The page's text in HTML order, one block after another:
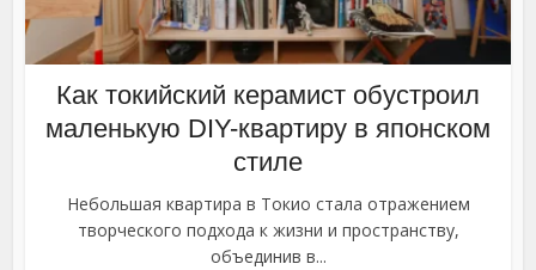
Как токийский керамист обустроил
маленькую DIY-квартиру в японском
стиле
Небольшая квартира в Токио стала отражением
творческого подхода к жизни и пространству,
объединив в...